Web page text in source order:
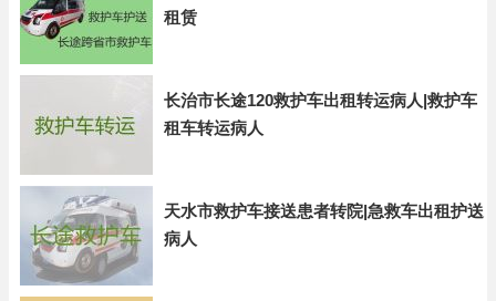
租赁
长治市长途120救护车出租转运病人|救护车
租车转运病人
天水市救护车接送患者转院|急救车出租护送
病人